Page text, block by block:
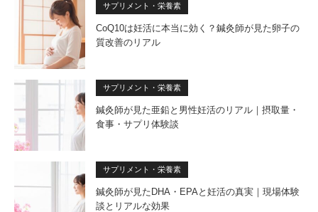
サプリメント・栄養素
CoQ10は妊活に本当に効く？鍼灸師が見た卵子の
質改善のリアル
サプリメント・栄養素
鍼灸師が見た亜鉛と男性妊活のリアル｜摂取量・
食事・サプリ体験談
サプリメント・栄養素
鍼灸師が見たDHA・EPAと妊活の真実｜現場体験
談とリアルな効果